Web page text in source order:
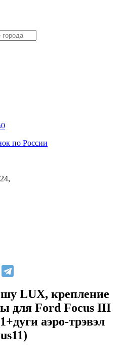
0
по России
LUX, крепление
для Ford Focus III
аэро-трэвэл